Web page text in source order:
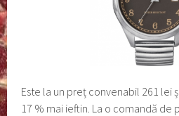
Este la un preț convenabil 261 lei
17 % mai ieftin. La o comandă de